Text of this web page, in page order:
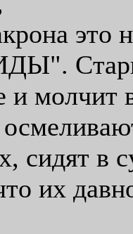
это
и молчит
сидят в
их